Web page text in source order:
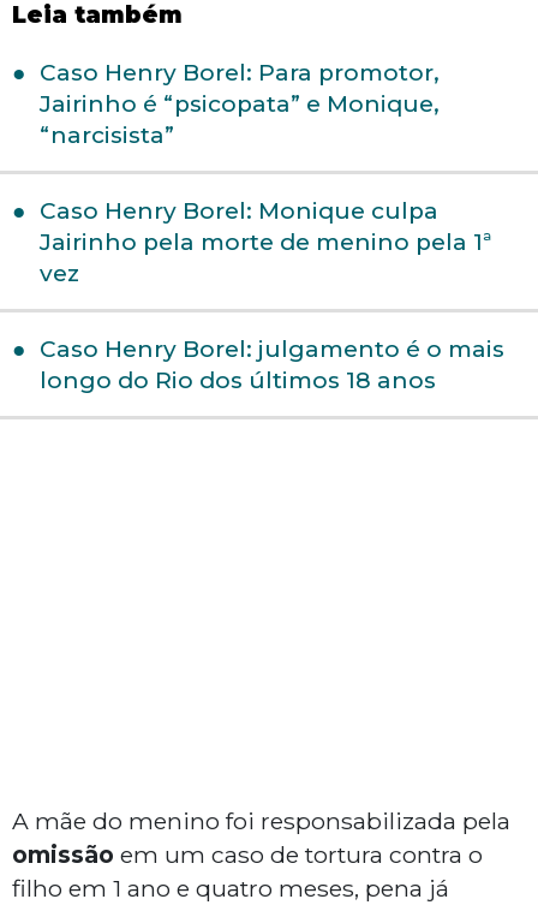
Leia também
Caso Henry Borel: Para promotor,
Jairinho é “psicopata” e Monique,
“narcisista”
Caso Henry Borel: Monique culpa
Jairinho pela morte de menino pela 1ª
vez
Caso Henry Borel: julgamento é o mais
longo do Rio dos últimos 18 anos
A mãe do menino foi responsabilizada pela
omissão em um caso de tortura contra o
filho em 1 ano e quatro meses, pena já